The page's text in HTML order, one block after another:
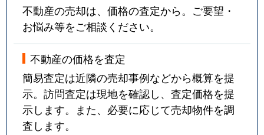
不動産の売却は、価格の査定から。ご要望・
お悩み等をご相談ください。
不動産の価格を査定
簡易査定は近隣の売却事例などから概算を提
示。訪問査定は現地を確認し、査定価格を提
示します。また、必要に応じて売却物件を調
査します。